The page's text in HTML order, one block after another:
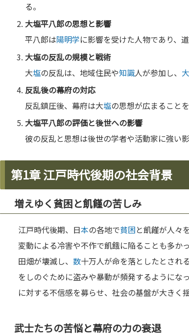
る。
大塩平八郎の思想と影響
平八郎は陽明学に影響を受けた人物であり、道
大塩の反乱の規模と戦術
大塩の反乱は、地域住民や知識人が参加し、
反乱後の幕府の対応
反乱鎮圧後、幕府は大塩の思想が広まること
大塩平八郎の評価と後世への影響
彼の反乱と思想は後世の学者や活動家に強い
第1章 江戸時代後期の社会背景
増えゆく貧困と飢饉の苦しみ
江戸時代後期、日本の各地で貧困と飢饉が人々
変動による冷害や不作で飢餓に陥ることも多か
田畑が壊滅し、 数十万人が命を落としたとされ
をしのぐために盗みや暴動が頻発するようにな
に対する不信感を募らせ、社会の基盤が大きく
武士たちの苦悩と幕府の力の衰退